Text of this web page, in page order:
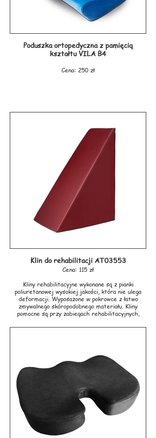
- utrzymywać prawidłową postawę w pozycji
siedzącej
- zapewniają ulgę kręgosłupowi, biodrom i
Producent: ARMEDICAL
Poduszka ortopedyczna z pamięcią
kształtu VILA B4
Cena: 250 zł
Klin do rehabilitacji AT03553
Cena: 115 zł
Kliny rehabilitacyjne wykonane są z pianki
poliuretanowej wysokiej jakości, która nie ulega
deformacji. Wyposażone w pokrowce z łatwo
zmywalnego skóropodobnego materiału. Kliny
pomocne są przy zabiegach rehabilitacyjnych,
Kliny ułatwiają pozycjonowanie pacjenta w
AT03552 - 48x38x25 cm
AT03553 - 53x37x29 cm
Producent: ANTAR